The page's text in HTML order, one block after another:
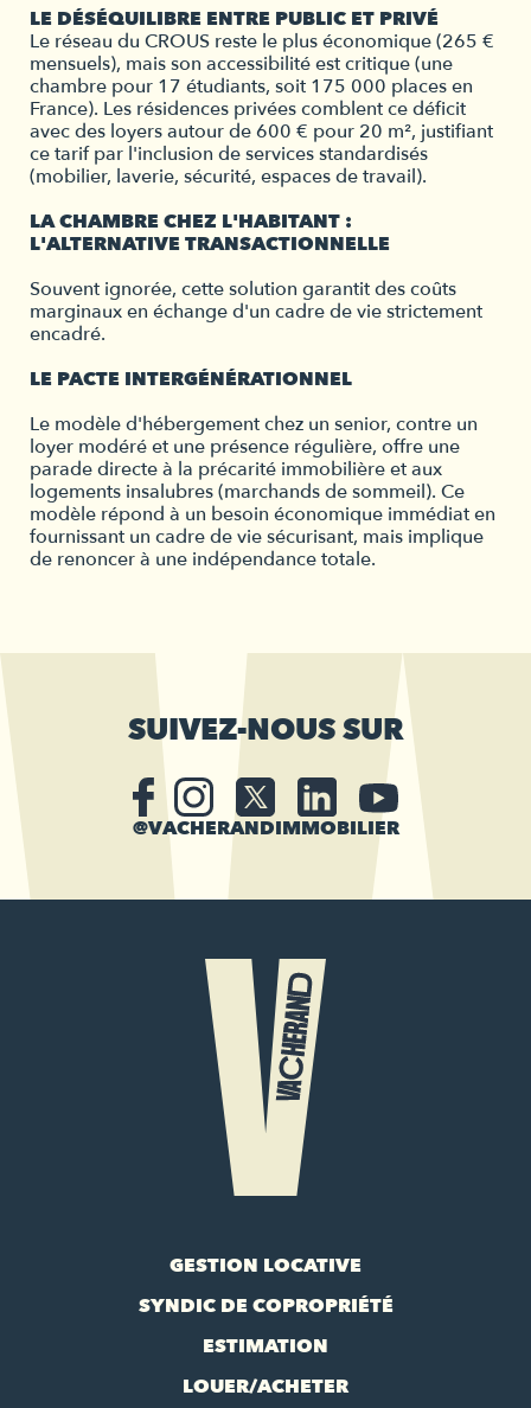
LE DÉSÉQUILIBRE ENTRE PUBLIC ET PRIVÉ
Le réseau du CROUS reste le plus économique (265 €
mensuels), mais son accessibilité est critique (une
chambre pour 17 étudiants, soit 175 000 places en
France). Les résidences privées comblent ce déficit
avec des loyers autour de 600 € pour 20 m², justifiant
ce tarif par l'inclusion de services standardisés
(mobilier, laverie, sécurité, espaces de travail).
LA CHAMBRE CHEZ L'HABITANT :
L'ALTERNATIVE TRANSACTIONNELLE
Souvent ignorée, cette solution garantit des coûts
marginaux en échange d'un cadre de vie strictement
encadré.
LE PACTE INTERGÉNÉRATIONNEL
Le modèle d'hébergement chez un senior, contre un
loyer modéré et une présence régulière, offre une
parade directe à la précarité immobilière et aux
logements insalubres (marchands de sommeil). Ce
modèle répond à un besoin économique immédiat en
fournissant un cadre de vie sécurisant, mais implique
de renoncer à une indépendance totale.
SUIVEZ-NOUS SUR
@VACHERANDIMMOBILIER
GESTION LOCATIVE
SYNDIC DE COPROPRIÉTÉ
ESTIMATION
LOUER/ACHETER